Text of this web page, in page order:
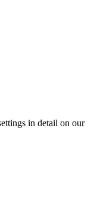
in detail on our